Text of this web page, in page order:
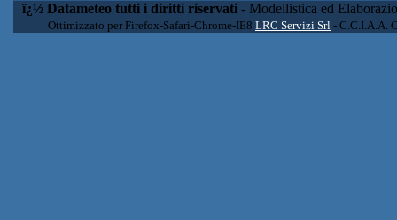
ï¿½ Datameteo tutti i diritti riservati - Modellistica ed
Ottimizzato per Firefox-Safari-Chrome-IE8 LRC Servizi Srl - C.C.I.A.A.